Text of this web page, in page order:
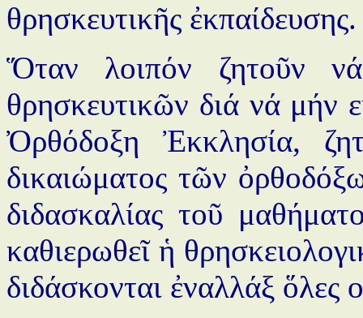
θρησκευτικῆς ἐκπαίδευσης.
Ὅταν λοιπόν ζητοῦν
θρησκευτικῶν διά νά μήν
Ὀρθόδοξη Ἐκκλησία,
δικαιώματος τῶν
διδασκαλίας τοῦ
καθιερωθεῖ ἡ
διδάσκονται ἐναλλάξ ὅλες